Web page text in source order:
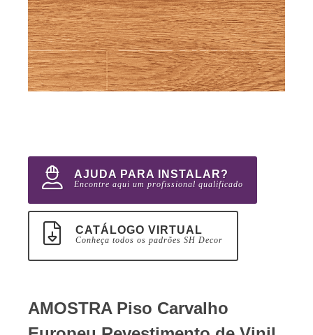
AJUDA PARA INSTALAR?
Encontre aqui um profissional qualificado
CATÁLOGO VIRTUAL
Conheça todos os padrões SH Decor
AMOSTRA Piso Carvalho